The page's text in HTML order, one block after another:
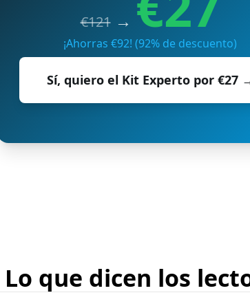
€121 →
¡Ahorras €92! (92% de descuento)
Sí, quiero el Kit Experto por €27
Lo que dicen los